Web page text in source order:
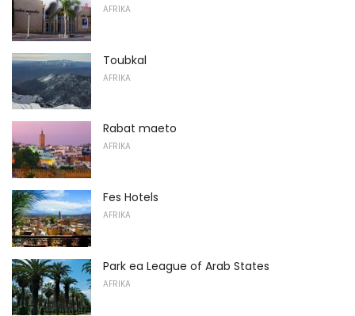
AFRIKA
Toubkal
AFRIKA
Rabat maeto
AFRIKA
Fes Hotels
AFRIKA
Park ea League of Arab States
AFRIKA